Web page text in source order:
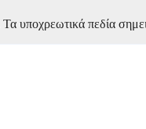
Τα υποχρεωτικά πεδία